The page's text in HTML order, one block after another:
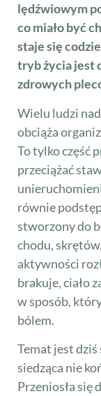
lędźwiowym
co miało być
staje się
tryb życia jest
zdrowych
Wielu ludzi
obciąża
To tylko część
przeciążać
równie
stworzony do
chodu,
aktywności
brakuje, ciało
w sposób,
bólem.
Temat jest dziś
siedząca nie
Przeniosła się